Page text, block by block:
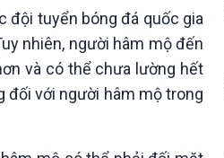
đội tuyển bóng đá quốc gia
nhiên, người hâm mộ đến
và có thể chưa lường hết
đối với người hâm mộ trong